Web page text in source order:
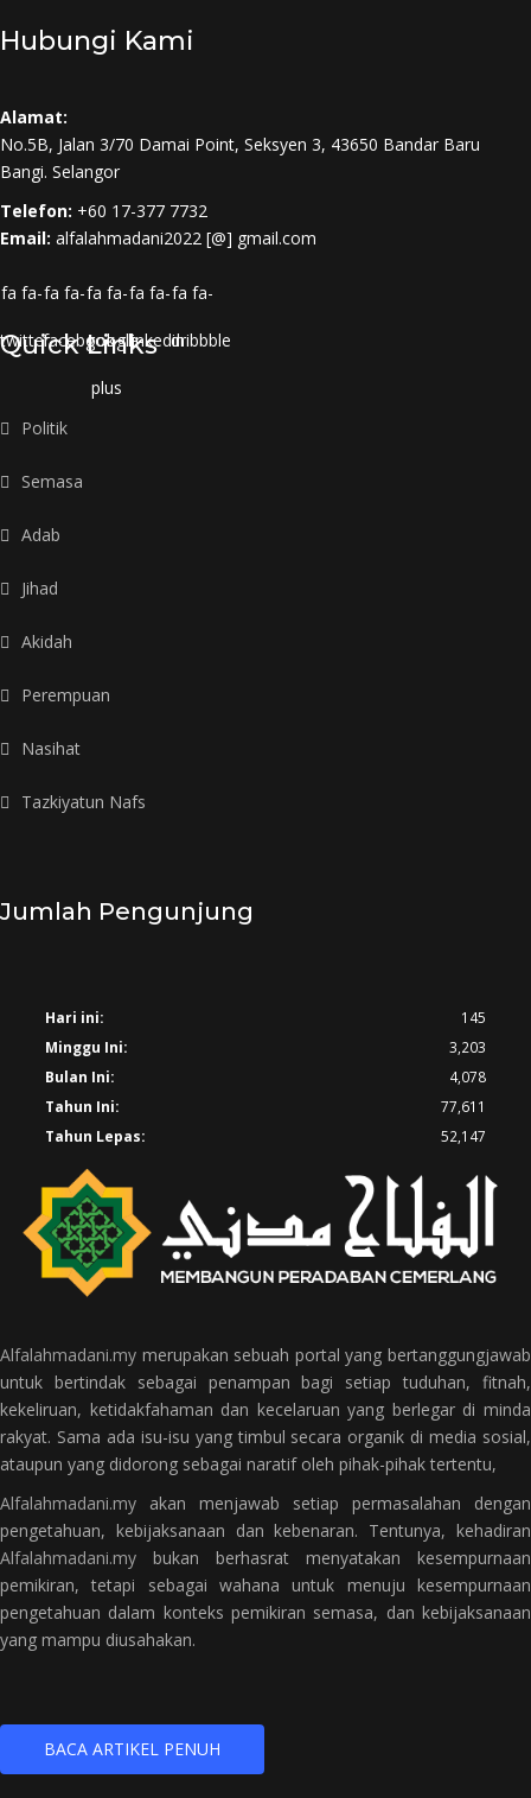
Hubungi Kami
Alamat:
No.5B, Jalan 3/70 Damai Point, Seksyen 3, 43650 Bandar Baru
Bangi. Selangor
Telefon: +60 17-377 7732
Email: alfalahmadani2022 [@] gmail.com
fa fa-
twitter
fa fa-
facebook
fa fa-
google-
plus
fa fa-
linkedin
fa fa-
dribbble
Quick Links
Politik
Semasa
Adab
Jihad
Akidah
Perempuan
Nasihat
Tazkiyatun Nafs
Jumlah Pengunjung
Hari ini:
145
Minggu Ini:
3,203
Bulan Ini:
4,078
Tahun Ini:
77,611
Tahun Lepas:
52,147
Alfalahmadani.my merupakan sebuah portal yang bertanggungjawab
untuk bertindak sebagai penampan bagi setiap tuduhan, fitnah,
kekeliruan, ketidakfahaman dan kecelaruan yang berlegar di minda
rakyat. Sama ada isu-isu yang timbul secara organik di media sosial,
ataupun yang didorong sebagai naratif oleh pihak-pihak tertentu,
Alfalahmadani.my akan menjawab setiap permasalahan dengan
pengetahuan, kebijaksanaan dan kebenaran. Tentunya, kehadiran
Alfalahmadani.my bukan berhasrat menyatakan kesempurnaan
pemikiran, tetapi sebagai wahana untuk menuju kesempurnaan
pengetahuan dalam konteks pemikiran semasa, dan kebijaksanaan
yang mampu diusahakan.
BACA ARTIKEL PENUH